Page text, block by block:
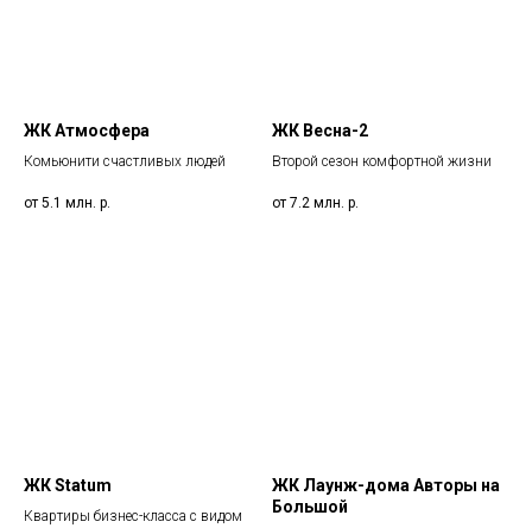
ЖК Атмосфера
Комьюнити счастливых людей
от 5.1 млн. р.
ЖК Весна-2
Второй сезон комфортной жизни
от 7.2 млн. р.
ЖК Statum
Квартиры бизнес-класса с видом
ЖК Лаунж-дома Авторы на
Большой